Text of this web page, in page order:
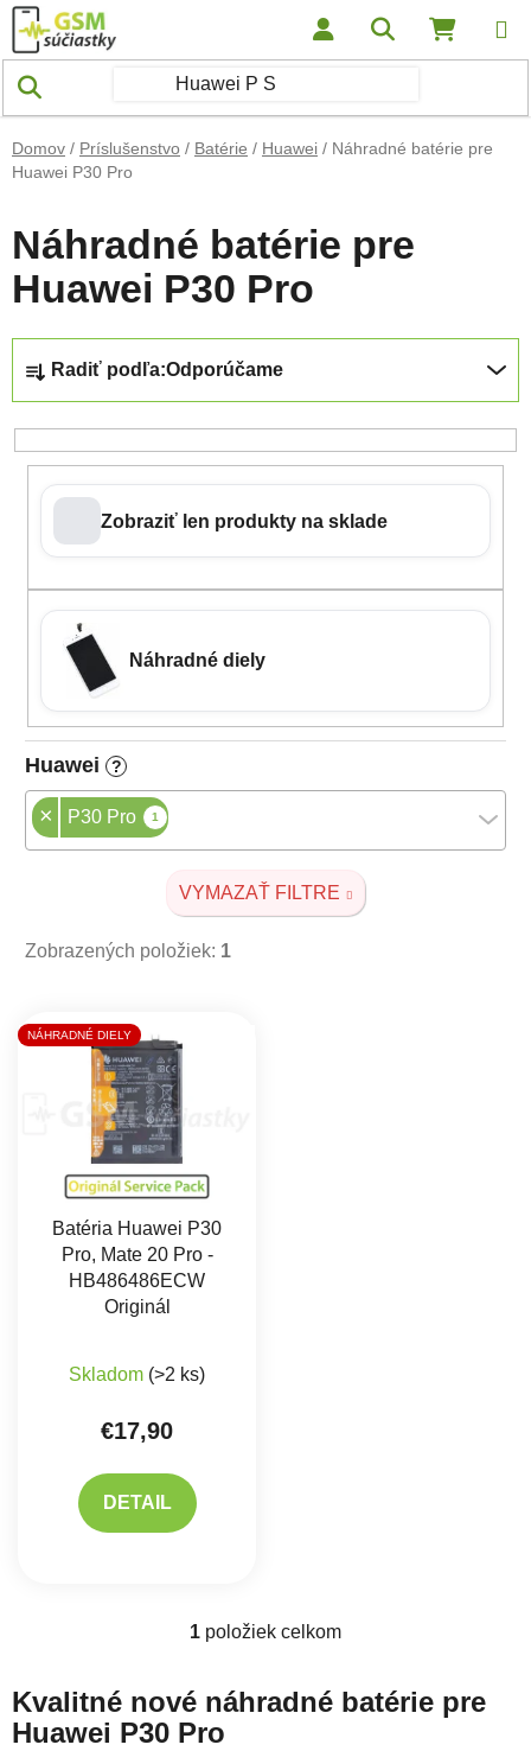
Prejsť na obsah Hľadať
Domov / Príslušenstvo / Batérie / Huawei / Náhradné batérie pre
Huawei P30 Pro
Náhradné batérie pre
Huawei P30 Pro
Radiť podľa:Odporúčame
Zobraziť len produkty na sklade
Náhradné diely
Huawei ?
× P30 Pro 1
VYMAZAŤ FILTRE
Zobrazených položiek: 1
Výpis produktov
NÁHRADNÉ DIELY
Batéria Huawei P30
Pro, Mate 20 Pro -
HB486486ECW
Originál
Skladom (>2 ks)
€17,90
DETAIL
Ovládacie prvky výpisu
1 položiek celkom
Kvalitné nové náhradné batérie pre
Huawei P30 Pro